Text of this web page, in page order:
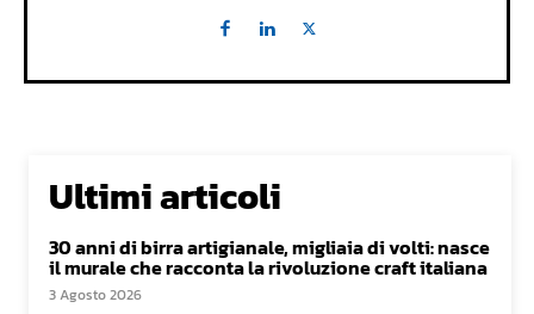
Ultimi articoli
30 anni di birra artigianale, migliaia di volti: nasce
il murale che racconta la rivoluzione craft italiana
3 Agosto 2026